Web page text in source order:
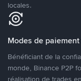
locales.
Modes de
Bénéficiant de la
monde, Binance P2P
réalisation de trades